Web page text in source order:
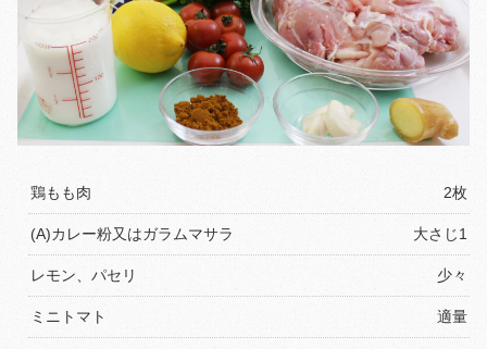
鶏もも肉 2枚
(A)カレー粉又はガラムマサラ 大さじ1
レモン、パセリ 少々
ミニトマト 適量